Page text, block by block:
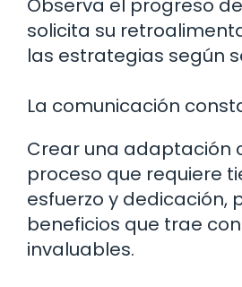
solicita su
las estrategias según
La comunicación
Crear una adaptación
proceso que requiere
esfuerzo y dedicación,
beneficios que trae
invaluables.